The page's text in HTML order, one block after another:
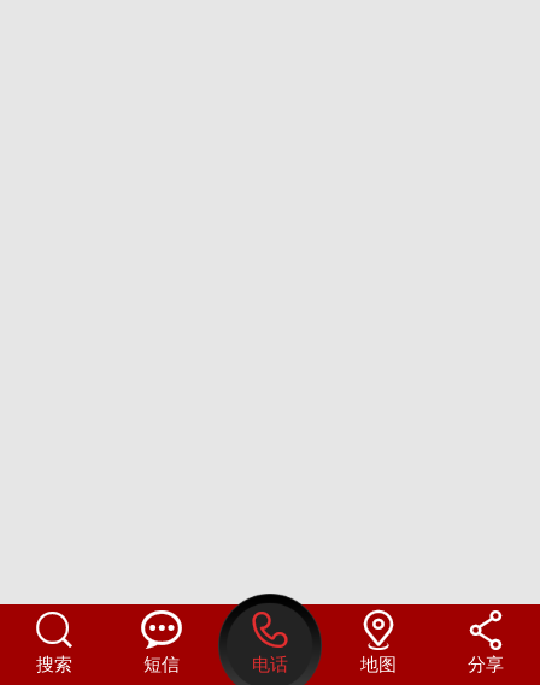

搜索

短信

电话

地图

分享